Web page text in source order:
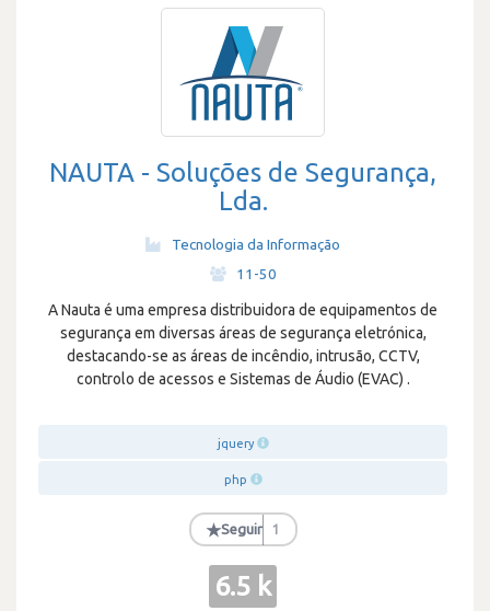
NAUTA - Soluções de Segurança,
Lda.
Tecnologia da Informação
11-50
A Nauta é uma empresa distribuidora de equipamentos de
segurança em diversas áreas de segurança eletrónica,
destacando-se as áreas de incêndio, intrusão, CCTV,
controlo de acessos e Sistemas de Áudio (EVAC) .
jquery
php
★Seguir 1
6.5 k